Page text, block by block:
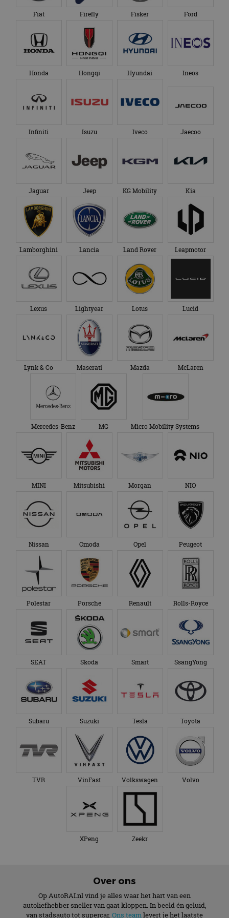
Fiat Firefly Fisker Ford
Honda Hongqi Hyundai Ineos
Infiniti Isuzu Iveco Jaecoo
Jaguar Jeep KG Mobility Kia
Lamborghini Lancia Land Rover Leapmotor
Lexus Lightyear Lotus Lucid
Lynk & Co Maserati Mazda McLaren
Mercedes-Benz MG Micro Mobility Systems
MINI Mitsubishi Morgan NIO
Nissan Omoda Opel Peugeot
Polestar Porsche Renault Rolls-Royce
SEAT Skoda Smart SsangYong
Subaru Suzuki Tesla Toyota
TVR VinFast Volkswagen Volvo
XPeng Zeekr
Over ons
Op AutoRAI.nl vind je alles waar het hart van een
autoliefhebber sneller van gaat kloppen. In beeld én geluid,
van stadsauto tot supercar. Ons teamlevert je het laatste
Google Analytics
genoemde website